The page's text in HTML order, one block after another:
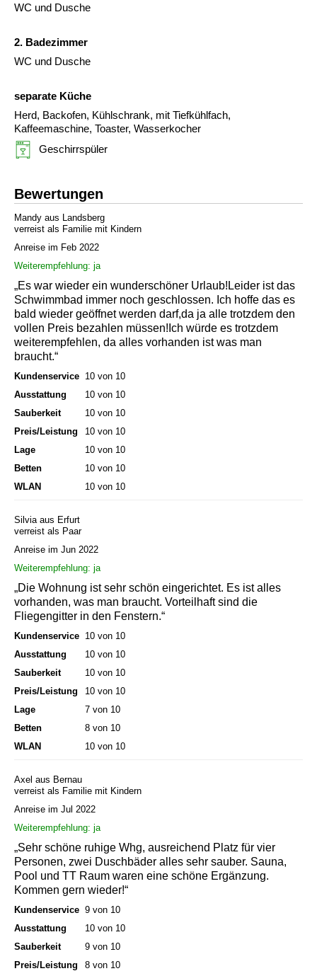
WC und Dusche
2. Badezimmer
WC und Dusche
separate Küche
Herd, Backofen, Kühlschrank, mit Tiefkühlfach,
Kaffeemaschine, Toaster, Wasserkocher
Geschirrspüler
Bewertungen
Mandy aus Landsberg
verreist als Familie mit Kindern
Anreise im Feb 2022
Weiterempfehlung: ja
„Es war wieder ein wunderschöner Urlaub!Leider ist das
Schwimmbad immer noch geschlossen. Ich hoffe das es
bald wieder geöffnet werden darf,da ja alle trotzdem den
vollen Preis bezahlen müssen!Ich würde es trotzdem
weiterempfehlen, da alles vorhanden ist was man
braucht.“
Kundenservice 10 von 10
Ausstattung
10 von 10
Sauberkeit
10 von 10
Preis/Leistung
10 von 10
Lage
10 von 10
Betten
10 von 10
WLAN
10 von 10
Silvia aus Erfurt
verreist als Paar
Anreise im Jun 2022
Weiterempfehlung: ja
„Die Wohnung ist sehr schön eingerichtet. Es ist alles
vorhanden, was man braucht. Vorteilhaft sind die
Fliegengitter in den Fenstern.“
Kundenservice 10 von 10
Ausstattung
10 von 10
Sauberkeit
10 von 10
Preis/Leistung
10 von 10
Lage
7 von 10
Betten
8 von 10
WLAN
10 von 10
Axel aus Bernau
verreist als Familie mit Kindern
Anreise im Jul 2022
Weiterempfehlung: ja
„Sehr schöne ruhige Whg, ausreichend Platz für vier
Personen, zwei Duschbäder alles sehr sauber. Sauna,
Pool und TT Raum waren eine schöne Ergänzung.
Kommen gern wieder!“
Kundenservice 9 von 10
Ausstattung
10 von 10
Sauberkeit
9 von 10
Preis/Leistung
8 von 10